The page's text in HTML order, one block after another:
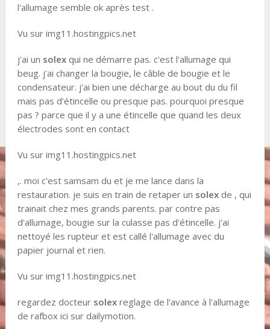
l'allumage semble ok après test .
Vu sur img11.hostingpics.net
j'ai un solexqui ne démarre pas. c'est l'allumage qui
beug. j'ai changer la bougie, le câble de bougie et le
condensateur. j'ai bien une décharge au bout du du fil
mais pas d'étincelle ou presque pas. pourquoi presque
pas ? parce que il y a une étincelle que quand les deux
électrodes sont en contact
Vu sur img11.hostingpics.net
,. moi c'est samsam du et je me lance dans la
restauration. je suis en train de retaper un solexde , qui
trainait chez mes grands parents. par contre pas
d'allumage, bougie sur la culasse pas d'étincelle. j'ai
nettoyé les rupteur et est callé l'allumage avec du
papier journal et rien.
Vu sur img11.hostingpics.net
regardez docteur solexreglage de l'avance à l'allumage
de rafbox ici sur dailymotion.